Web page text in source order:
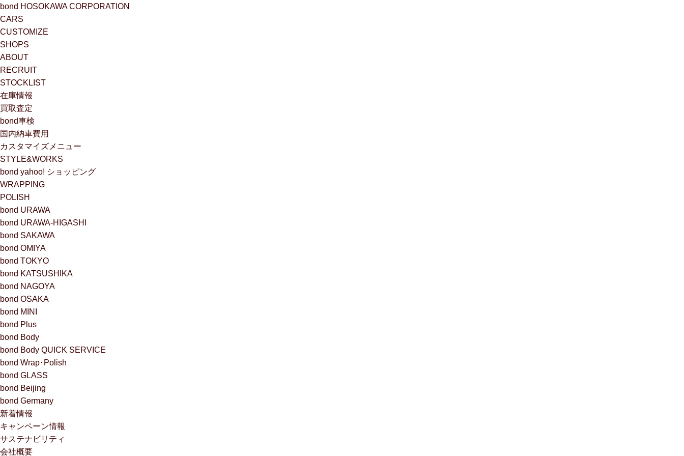
bond HOSOKAWA CORPORATION
CARS
CUSTOMIZE
SHOPS
ABOUT
RECRUIT
STOCKLIST
在庫情報
買取査定
bond車検
国内納車費用
カスタマイズメニュー
STYLE&WORKS
bond yahoo! ショッピング
WRAPPING
POLISH
bond URAWA
bond URAWA-HIGASHI
bond SAKAWA
bond OMIYA
bond TOKYO
bond KATSUSHIKA
bond NAGOYA
bond OSAKA
bond MINI
bond Plus
bond Body
bond Body QUICK SERVICE
bond Wrap･Polish
bond GLASS
bond Beijing
bond Germany
新着情報
キャンペーン情報
サステナビリティ
会社概要